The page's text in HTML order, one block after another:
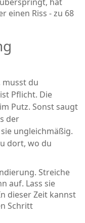
einen Riss - zu 68
musst du
Pflicht. Die
Putz. Sonst saugt
der
ungleichmäßig.
dort, wo du
Streiche
auf. Lass sie
dieser Zeit kannst
Schritt